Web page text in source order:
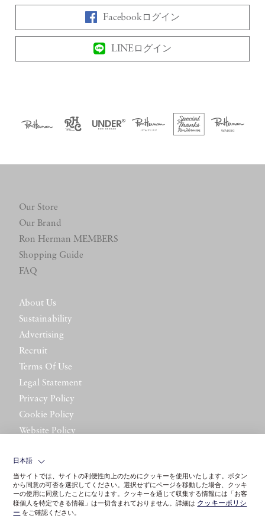
Facebookログイン
LINEログイン
Our Store
Our Brand
Ron Herman MEMBERS
Shopping Guide
FAQ
About Us
Sustainability
Advertising
Recruit
Terms Of Use
Legal Statement
Privacy Policy
Cookie Policy
Website Policy
日本語
当サイトでは、サイトの利便性向上のためにクッキーを使用いたします。ボタン
から同意の可否を選択してください。選択せずにページを移動した場合、クッキ
ーの使用に同意したことになります。クッキーを通じて収集する情報には「お客
様個人を特定できる情報」は一切含まれておりません。詳細は クッキーポリシ
ー をご確認ください。